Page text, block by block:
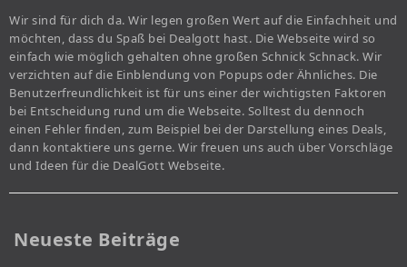
Wir sind für dich da. Wir legen großen Wert auf die Einfachheit und
möchten, dass du Spaß bei Dealgott hast. Die Webseite wird so
einfach wie möglich gehalten ohne großen Schnick Schnack. Wir
verzichten auf die Einblendung von Popups oder Ähnliches. Die
Benutzerfreundlichkeit ist für uns einer der wichtigsten Faktoren
bei Entscheidung rund um die Webseite. Solltest du dennoch
einen Fehler finden, zum Beispiel bei der Darstellung eines Deals,
dann kontaktiere uns gerne. Wir freuen uns auch über Vorschläge
und Ideen für die DealGott Webseite.
Neueste Beiträge